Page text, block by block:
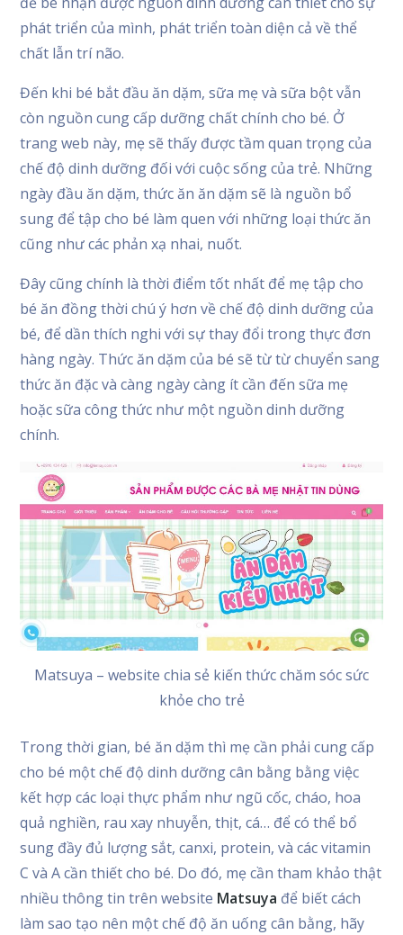
phát triển của mình, phát triển toàn diện cả về thể
chất lẫn trí não.
Đến khi bé bắt đầu ăn dặm, sữa mẹ và sữa bột vẫn
còn nguồn cung cấp dưỡng chất chính cho bé. Ở
trang web này, mẹ sẽ thấy được tầm quan trọng của
chế độ dinh dưỡng đối với cuộc sống của trẻ. Những
ngày đầu ăn dặm, thức ăn ăn dặm sẽ là nguồn bổ
sung để tập cho bé làm quen với những loại thức ăn
cũng như các phản xạ nhai, nuốt.
Đây cũng chính là thời điểm tốt nhất để mẹ tập cho
bé ăn đồng thời chú ý hơn về chế độ dinh dưỡng của
bé, để dần thích nghi với sự thay đổi trong thực đơn
hàng ngày. Thức ăn dặm của bé sẽ từ từ chuyển sang
thức ăn đặc và càng ngày càng ít cần đến sữa mẹ
hoặc sữa công thức như một nguồn dinh dưỡng
chính.
Matsuya – website chia sẻ kiến thức chăm sóc sức
khỏe cho trẻ
Trong thời gian, bé ăn dặm thì mẹ cần phải cung cấp
cho bé một chế độ dinh dưỡng cân bằng bằng việc
kết hợp các loại thực phẩm như ngũ cốc, cháo, hoa
quả nghiền, rau xay nhuyễn, thịt, cá… để có thể bổ
sung đầy đủ lượng sắt, canxi, protein, và các vitamin
C và A cần thiết cho bé. Do đó, mẹ cần tham khảo thật
nhiều thông tin trên website Matsuya để biết cách
làm sao tạo nên một chế độ ăn uống cân bằng, hãy